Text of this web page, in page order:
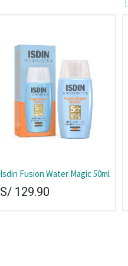
Isdin Fusion Water Magic 50ml
S/ 129.90